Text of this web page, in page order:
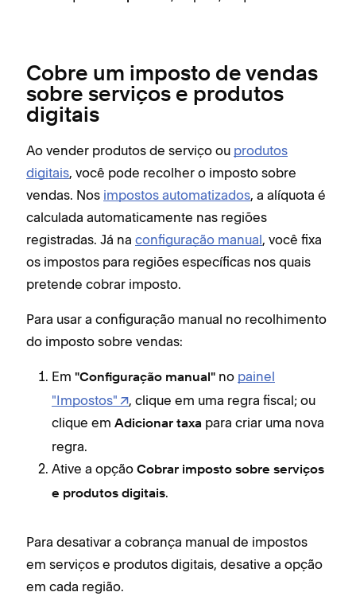
Cobre um imposto de vendas
sobre serviços e produtos
digitais
Ao vender produtos de serviço ou produtos
digitais, você pode recolher o imposto sobre
vendas. Nos impostos automatizados, a alíquota é
calculada automaticamente nas regiões
registradas. Já na configuração manual, você fixa
os impostos para regiões específicas nos quais
pretende cobrar imposto.
Para usar a configuração manual no recolhimento
do imposto sobre vendas:
Em "Configuração manual" no painel
"Impostos"
, clique em uma regra fiscal; ou
clique em Adicionar taxa para criar uma nova
regra.
Ative a opção Cobrar imposto sobre serviços
e produtos digitais.
Para desativar a cobrança manual de impostos
em serviços e produtos digitais, desative a opção
em cada região.